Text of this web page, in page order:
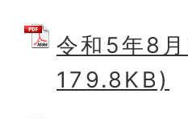
令和5年8
179.8KB)